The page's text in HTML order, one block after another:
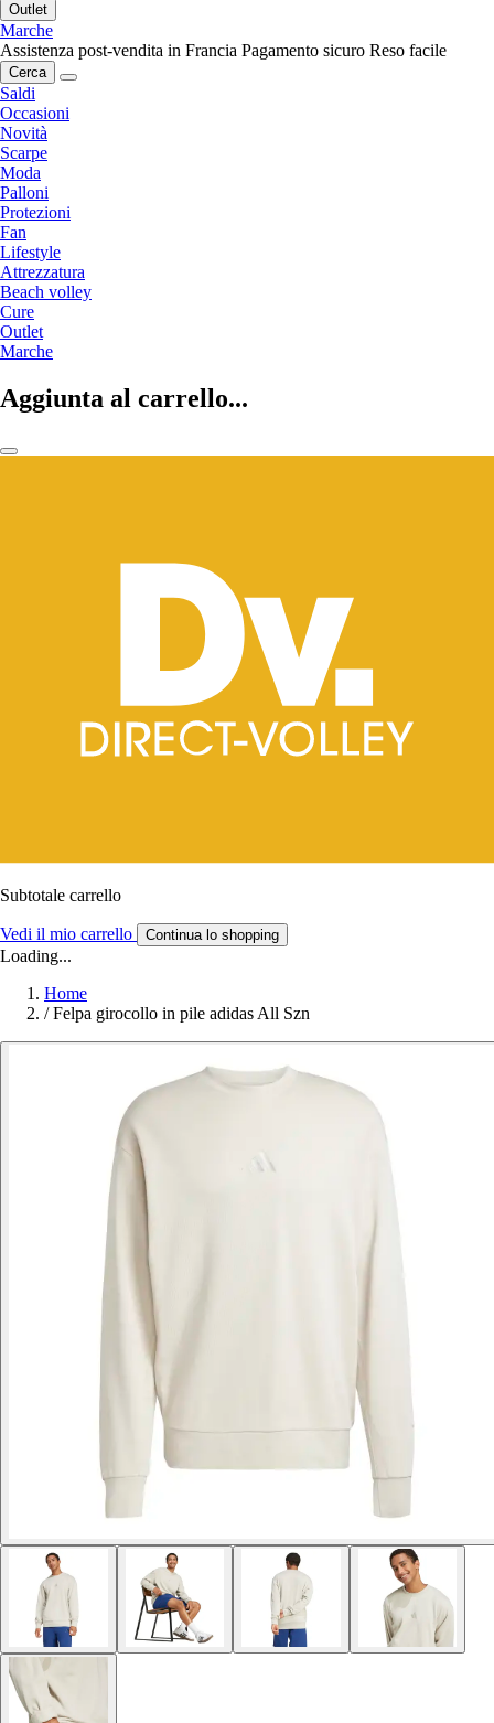
Outlet
Marche
Assistenza post-vendita in Francia Pagamento sicuro Reso facile
Cerca
Saldi
Occasioni
Novità
Scarpe
Moda
Palloni
Protezioni
Fan
Lifestyle
Attrezzatura
Beach volley
Cure
Outlet
Marche
Aggiunta al carrello...
Subtotale carrello
Vedi il mio carrello Continua lo shopping
Loading...
Home
/ Felpa girocollo in pile adidas All Szn